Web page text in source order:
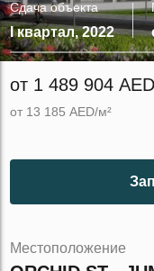
Сдача объекта
I квартал, 2022
от 1 489 904 AED
от 13 185 AED/м²
Местоположение